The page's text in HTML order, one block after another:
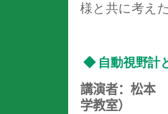
様と共に考え
◆ 自動視野計
講演者：松本
学教室）